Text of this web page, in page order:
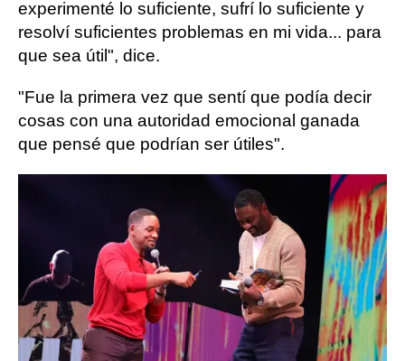
experimenté lo suficiente, sufrí lo suficiente y
resolví suficientes problemas en mi vida... para
que sea útil", dice.
"Fue la primera vez que sentí que podía decir
cosas con una autoridad emocional ganada
que pensé que podrían ser útiles".